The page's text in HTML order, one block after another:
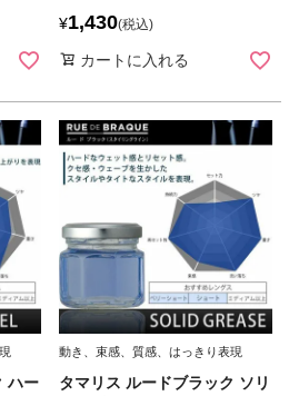
¥1,430 税込
カートに入れる
ハー
動き、束感、質感、はっきり表現
タマリス ルードブラック ソリ